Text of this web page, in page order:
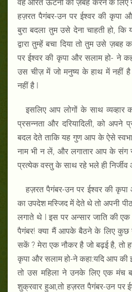
वह औरत ऊंटनी को ज़बह करने के लिए
हज़रत पैगंबर-उन पर ईश्वर की कृपा
बुरा बदला तुम उसे देना चाहती हो,
द्वारा तुम्हें बचा दिया तो तुम उसे ज़बह
पर ईश्वर की कृपा और सलाम हो- ने
उस चीज़ में जो मनुष्य के हाथ में नहीं है
नहीं है l
इसलिए आप लोगों के साथ
प्रसन्नता और दरियादिली, को अपने
बदल देते ताकि यह गुण आप के ऐसे
नाम भी न लें, और लगातार आप के संग
प्रत्येक वस्तु के साथ रहे भले ही निर्जीव
हज़रत पैगंबर-उन पर ईश्वर की
का उपदेश मस्जिद में देते थे तो अपनी
लगाते थे l इस पर अन्सार जाति की
पैगंबर! क्या मैं आपके बैठने के लिए कुछ
सकें ? मेरा एक नौकर है जो बढ़ई है, तो
कृपा और सलाम हो-ने कहा:यदि आप की
तो उस महिला ने उनके लिए एक मंच
शुक्रवार हुआ,तो हज़रत पैगंबर-उन पर